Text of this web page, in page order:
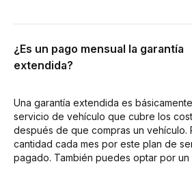
¿Es un pago mensual la garantía
extendida?
Una garantía extendida es
servicio de vehículo que cubre los
después de que compras un vehículo.
cantidad cada mes por este plan de
pagado. También puedes optar por un